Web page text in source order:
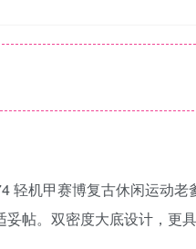
轻机甲赛博复古休闲运动
帖。双密度大底设计，更